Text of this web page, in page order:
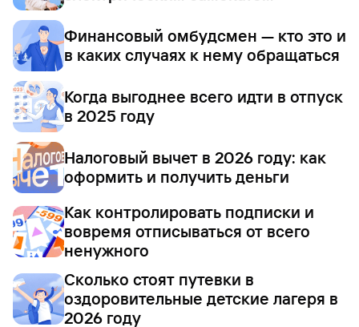
Финансовый омбудсмен — кто это и
в каких случаях к нему обращаться
Когда выгоднее всего идти в отпуск
в 2025 году
Налоговый вычет в 2026 году: как
оформить и получить деньги
Как контролировать подписки и
вовремя отписываться от всего
ненужного
Сколько стоят путевки в
оздоровительные детские лагеря в
2026 году